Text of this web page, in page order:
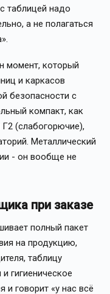
таблицей надо
а не полагаться
момент, который
и каркасов
безопасности с
компакт, как
Г2 (слабогорючие),
Металлический
- он вообще не
при заказе
полный пакет
на продукцию,
таблицу
гигиеническое
и говорит «у нас всё